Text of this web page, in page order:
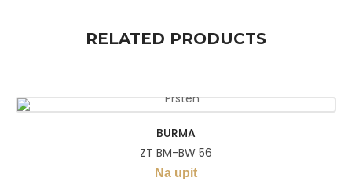
RELATED PRODUCTS
BURMA
ZT BM-BW 56
Na upit